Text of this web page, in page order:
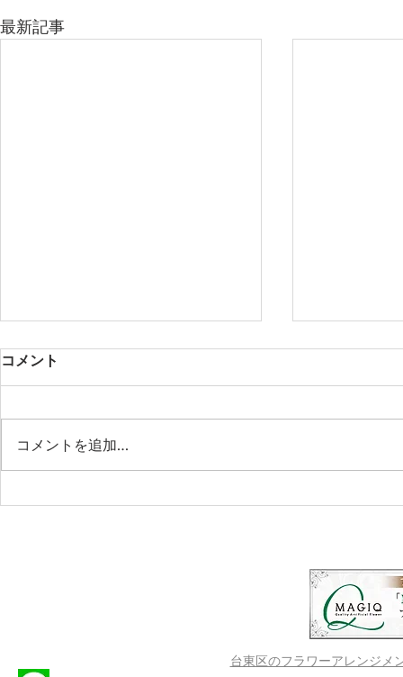
最新記事
謹賀新年
みなさま あ
会いいたし
コメント
コメントを追加…
台東区のフラワーアレンジメ